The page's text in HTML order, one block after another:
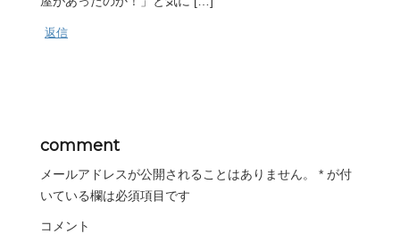
返信
comment
メールアドレスが公開されることはありません。 * が付
いている欄は必須項目です
コメント